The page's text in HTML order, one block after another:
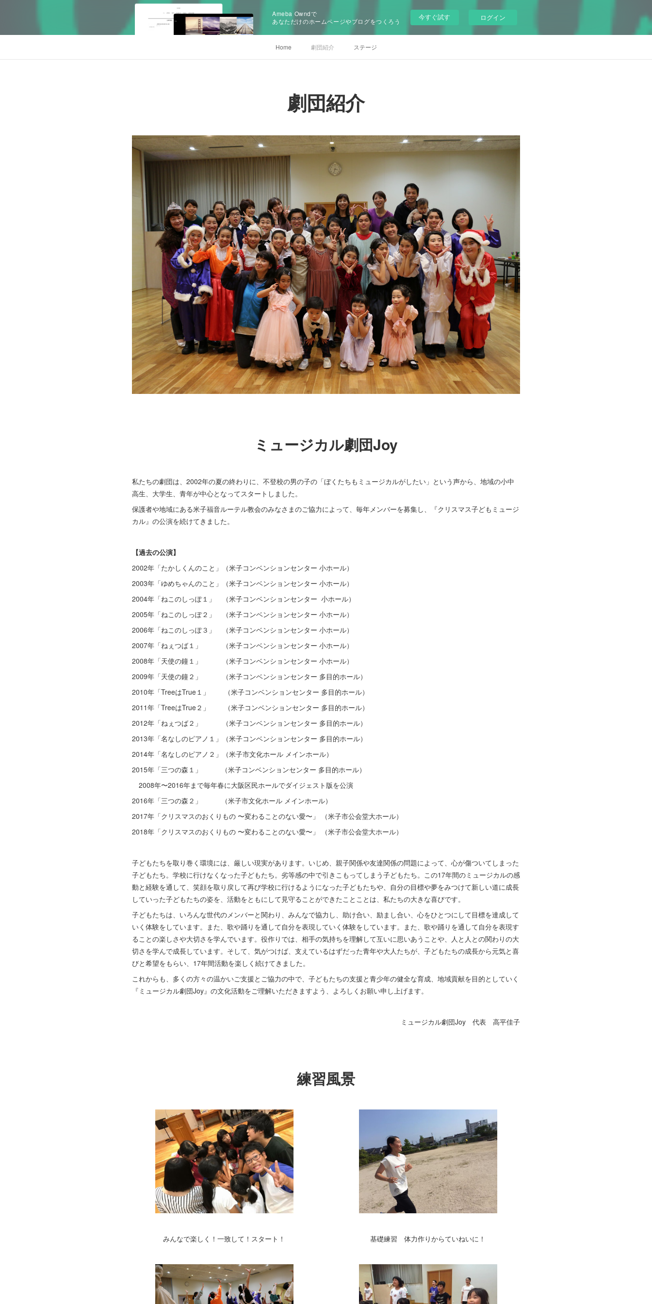
Ameba Owndで
あなただけのホームページやブログをつくろう
今すぐ試す ログイン
Home 劇団紹介 ステージ
劇団紹介
ミュージカル劇団Joy
私たちの劇団は、2002年の夏の終わりに、不登校の男の子の「ぼくたちもミュージカルがしたい」という声から、地域の小中
高生、大学生、青年が中心となってスタートしました。
保護者や地域にある米子福音ルーテル教会のみなさまのご協力によって、毎年メンバーを募集し、『クリスマス子どもミュージ
カル』の公演を続けてきました。
【過去の公演】
2002年「たかしくんのこと」（米子コンベンションセンター 小ホール）
2003年「ゆめちゃんのこと」（米子コンベンションセンター 小ホール）
2004年「ねこのしっぽ１」 （米子コンベンションセンター 小ホール）
2005年「ねこのしっぽ２」 （米子コンベンションセンター 小ホール）
2006年「ねこのしっぽ３」 （米子コンベンションセンター 小ホール）
2007年「ねぇつば１」 （米子コンベンションセンター 小ホール）
2008年「天使の鐘１」 （米子コンベンションセンター 小ホール）
2009年「天使の鐘２」 （米子コンベンションセンター 多目的ホール）
2010年「TreeはTrue１」 （米子コンベンションセンター 多目的ホール）
2011年「TreeはTrue２」 （米子コンベンションセンター 多目的ホール）
2012年「ねぇつば２」 （米子コンベンションセンター 多目的ホール）
2013年「名なしのピアノ１」（米子コンベンションセンター 多目的ホール）
2014年「名なしのピアノ２」（米子市文化ホール メインホール）
2015年「三つの森１」 （米子コンベンションセンター 多目的ホール）
2008年〜2016年まで毎年春に大阪区民ホールでダイジェスト版を公演
2016年「三つの森２」 （米子市文化ホール メインホール）
2017年「クリスマスのおくりもの 〜変わることのない愛〜」 （米子市公会堂大ホール）
2018年「クリスマスのおくりもの 〜変わることのない愛〜」 （米子市公会堂大ホール）
子どもたちを取り巻く環境には、厳しい現実があります。いじめ、親子関係や友達関係の問題によって、心が傷ついてしまった
子どもたち。学校に行けなくなった子どもたち。劣等感の中で引きこもってしまう子どもたち。この17年間のミュージカルの感
動と経験を通して、笑顔を取り戻して再び学校に行けるようになった子どもたちや、自分の目標や夢をみつけて新しい道に成長
していった子どもたちの姿を、活動をともにして見守ることができたことことは、私たちの大きな喜びです。
子どもたちは、いろんな世代のメンバーと関わり、みんなで協力し、助け合い、励まし合い、心をひとつにして目標を達成して
いく体験をしています。また、歌や踊りを通して自分を表現していく体験をしています。また、歌や踊りを通して自分を表現す
ることの楽しさや大切さを学んでいます。役作りでは、相手の気持ちを理解して互いに思いあうことや、人と人との関わりの大
切さを学んで成長しています。そして、気がつけば、支えているはずだった青年や大人たちが、子どもたちの成長から元気と喜
びと希望をもらい、17年間活動を楽しく続けてきました。
これからも、多くの方々の温かいご支援とご協力の中で、子どもたちの支援と青少年の健全な育成、地域貢献を目的としていく
『ミュージカル劇団Joy』の文化活動をご理解いただきますよう、よろしくお願い申し上げます。
ミュージカル劇団Joy 代表 高平佳子
練習風景
みんなで楽しく！一致して！スタート！ 基礎練習 体力作りからていねいに！